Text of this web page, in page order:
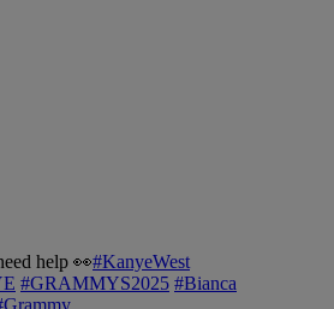
help 👀#KanyeWest
#GRAMMYS2025 #Bianca